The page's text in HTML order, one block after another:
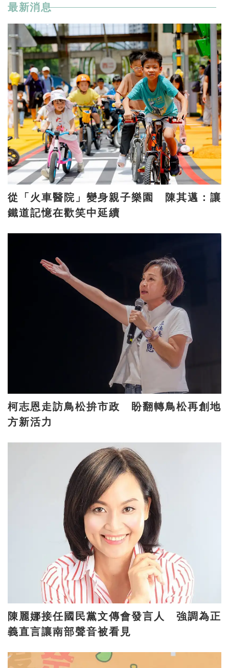
最新消息
從「火車醫院」變身親子樂園 陳其邁：讓
鐵道記憶在歡笑中延續
柯志恩走訪鳥松拚市政 盼翻轉鳥松再創地
方新活力
陳麗娜接任國民黨文傳會發言人 強調為正
義直言讓南部聲音被看見